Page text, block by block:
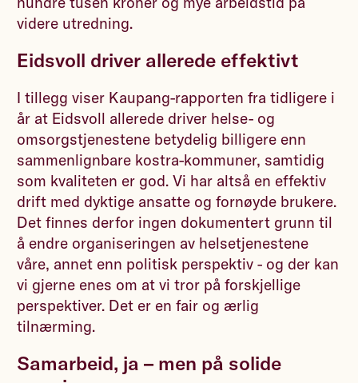
videre utredning.
Eidsvoll driver allerede effektivt
I tillegg viser Kaupang-rapporten fra tidligere i
år at Eidsvoll allerede driver helse- og
omsorgstjenestene betydelig billigere enn
sammenlignbare kostra-kommuner, samtidig
som kvaliteten er god. Vi har altså en effektiv
drift med dyktige ansatte og fornøyde brukere.
Det finnes derfor ingen dokumentert grunn til
å endre organiseringen av helsetjenestene
våre, annet enn politisk perspektiv - og der kan
vi gjerne enes om at vi tror på forskjellige
perspektiver. Det er en fair og ærlig
tilnærming.
Samarbeid, ja – men på solide